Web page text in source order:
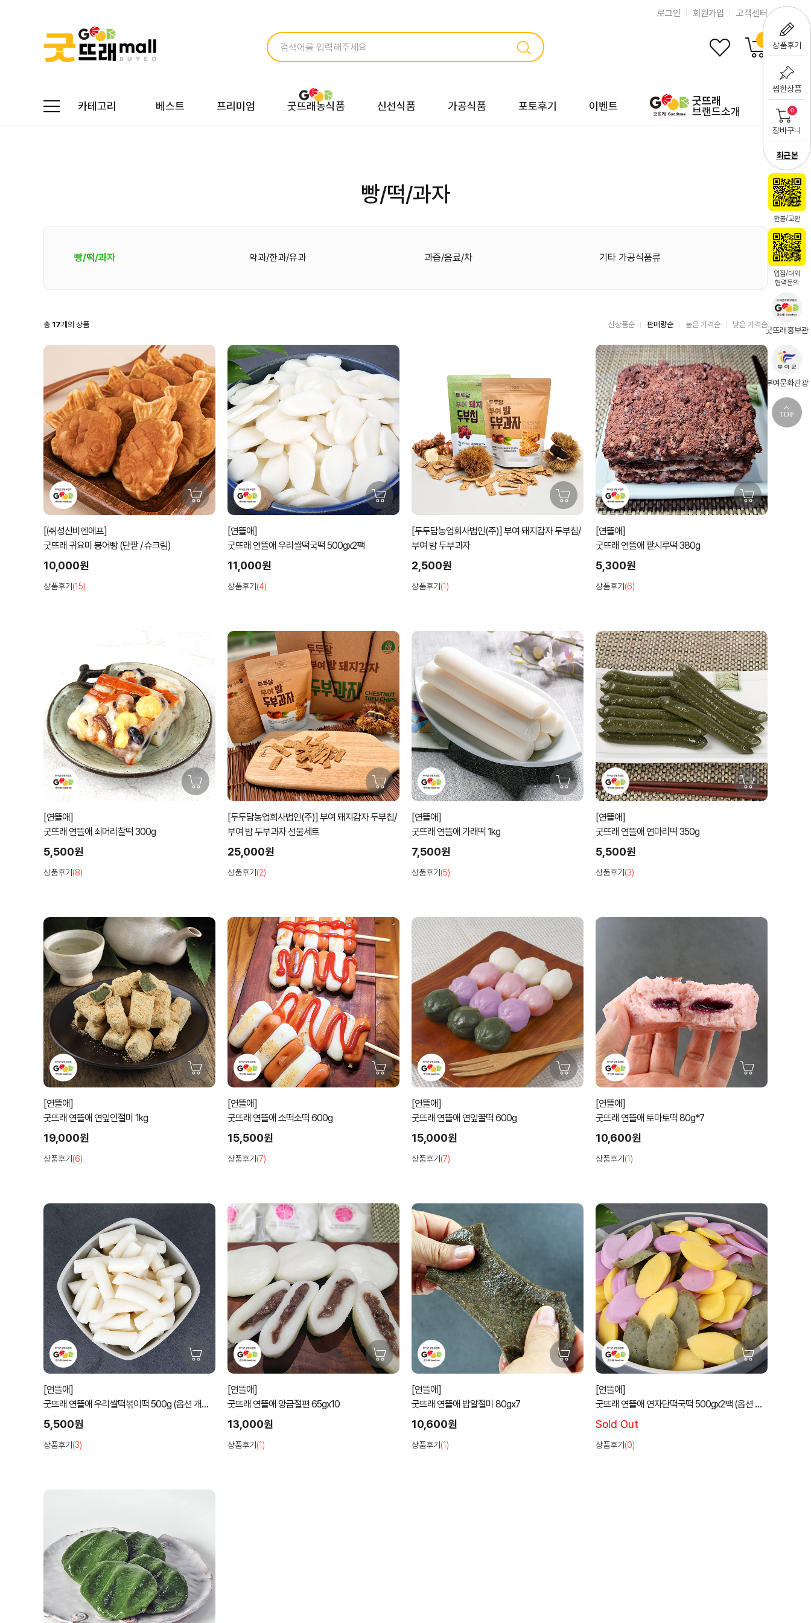
상품후기
찜한상품
0
장바구니
최근 본
환불/교환
입점/대외
협력문의
굿뜨래홍보관
부여문화관광
TOP
로그인 회원가입 고객센터
카테고리 베스트 프리미엄 굿뜨래농식품 신선식품 가공식품 포토후기 이벤트
굿뜨래
브랜드소개
빵/떡/과자
빵/떡/과자 약과/한과/유과 과즙/음료/차 기타 가공식품류
총 17개의 상품 신상품순 판매량순 높은 가격순 낮은 가격순
[㈜성신비엔에프]
굿뜨래 귀요미 붕어빵 (단팥 / 슈크림)
10,000원
상품후기 (15)
[연뜰애]
굿뜨래 연뜰애 우리쌀떡국떡 500gx2팩
11,000원
상품후기 (4)
[두두담농업회사법인(주)] 부여 돼지감자 두부칩/
부여 밤 두부과자
2,500원
상품후기 (1)
[연뜰애]
굿뜨래 연뜰애 팥시루떡 380g
5,300원
상품후기 (6)
[연뜰애]
굿뜨래 연뜰애 쇠머리찰떡 300g
5,500원
상품후기 (8)
[두두담농업회사법인(주)] 부여 돼지감자 두부칩/
부여 밤 두부과자 선물세트
25,000원
상품후기 (2)
[연뜰애]
굿뜨래 연뜰애 가래떡 1kg
7,500원
상품후기 (5)
[연뜰애]
굿뜨래 연뜰애 연마리떡 350g
5,500원
상품후기 (3)
[연뜰애]
굿뜨래 연뜰애 연잎인절미 1kg
19,000원
상품후기 (6)
[연뜰애]
굿뜨래 연뜰애 소떡소떡 600g
15,500원
상품후기 (7)
[연뜰애]
굿뜨래 연뜰애 연잎꿀떡 600g
15,000원
상품후기 (7)
[연뜰애]
굿뜨래 연뜰애 토마토떡 80g*7
10,600원
상품후기 (1)
[연뜰애]
굿뜨래 연뜰애 우리쌀떡볶이떡 500g (옵션 개별
포장선택가능)
5,500원
상품후기 (3)
[연뜰애]
굿뜨래 연뜰애 앙금절편 65gⅹ10
13,000원
상품후기 (1)
[연뜰애]
굿뜨래 연뜰애 밥알절미 80gⅹ7
10,600원
상품후기 (1)
[연뜰애]
굿뜨래 연뜰애 연자단떡국떡 500gx2팩 (옵션 개
별포장선택가능)
Sold Out
상품후기 (0)